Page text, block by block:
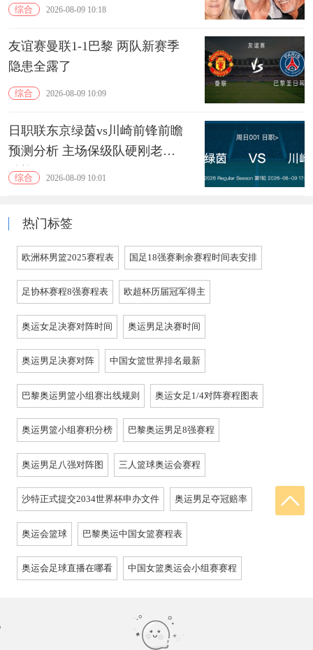
综合 2026-08-09 10:18
友谊赛曼联1-1巴黎 两队新赛季
隐患全露了
综合 2026-08-09 10:09
日职联东京绿茵vs川崎前锋前瞻
预测分析 主场保级队硬刚老牌
劲旅
综合 2026-08-09 10:01
热门标签
欧洲杯男篮2025赛程表 国足18强赛剩余赛程时间表安排
足协杯赛程8强赛程表 欧超杯历届冠军得主
奥运女足决赛对阵时间 奥运男足决赛时间
奥运男足决赛对阵 中国女篮世界排名最新
巴黎奥运男篮小组赛出线规则 奥运女足1/4对阵赛程图表
奥运男篮小组赛积分榜 巴黎奥运男足8强赛程
奥运男足八强对阵图 三人篮球奥运会赛程
沙特正式提交2034世界杯申办文件 奥运男足夺冠赔率
奥运会篮球 巴黎奥运中国女篮赛程表
奥运会足球直播在哪看 中国女篮奥运会小组赛赛程